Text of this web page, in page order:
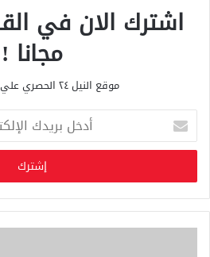
اشترك الان في
مجانا !
موقع النيل ٢٤ الحصري علي مدار الساعة
خ
ب
ر
ي
د